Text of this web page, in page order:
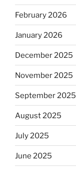
February 2026
January 2026
December 2025
November 2025
September 2025
August 2025
July 2025
June 2025